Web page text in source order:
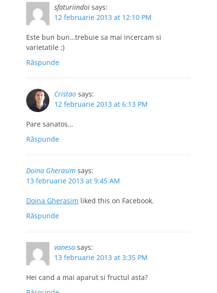
sfaturiindoi says:
12 februarie 2013 at 12:10 PM
Este bun bun…trebuie sa mai incercam si
varietatile ;)
Răspunde
Cristao says:
12 februarie 2013 at 6:13 PM
Pare sanatos…
Răspunde
Doina Gherasim says:
13 februarie 2013 at 9:45 AM
Doina Gherasim liked this on Facebook.
Răspunde
vanesa says:
13 februarie 2013 at 3:35 PM
Hei cand a mai aparut si fructul asta?